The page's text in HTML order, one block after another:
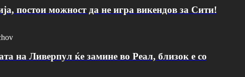
постои можност да не игра викендов за Сити!
на Ливерпул ќе замине во Реал, близок е со